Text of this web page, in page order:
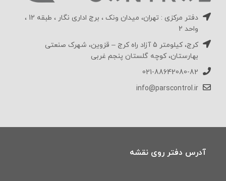
دفتر مرکزی : تهران، میدان ونک ، برج اداری نگار ، طبقه 12 ،
واحد 2
کرج، کیلومتر 5 آزاد راه کرج – قزوین، شهرک صنعتی
بهارستان، کوچه گلستان پنجم غربی
021-88642080-82
info@parscontrol.ir
آدرس دفتر روی نقشه